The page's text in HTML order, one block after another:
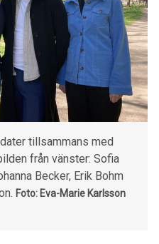
tillsammans med
från vänster: Sofia
Becker, Erik Bohm
Foto: Eva-Marie Karlsson